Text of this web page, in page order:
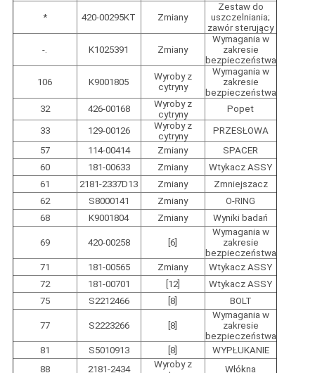
* 420-00295KT Zmiany
Zestaw do
uszczelniania;
zawór sterujący
-. K1025391 Zmiany
Wymagania w
zakresie
bezpieczeństwa
106 K9001805
Wyroby z
cytryny
Wymagania w
zakresie
bezpieczeństwa
32
426-00168
Wyroby z
cytryny
Popet
33 129-00126
Wyroby z
cytryny
PRZESŁOWA
57
114-00414 Zmiany
SPACER
60
181-00633 Zmiany
Wtykacz ASSY
61
2181-2337D13 Zmiany
Zmniejszacz
62
S8000141 Zmiany
O-RING
68
K9001804 Zmiany Wyniki badań
69 420-00258 [6]
Wymagania w
zakresie
bezpieczeństwa
71
181-00565 Zmiany
Wtykacz ASSY
72
181-00701 [12]
Wtykacz ASSY
75
S2212466 [8] BOLT
77 S2223266 [8]
Wymagania w
zakresie
bezpieczeństwa
81
S5010913 [8]
WYPŁUKANIE
88
2181-2434
Wyroby z
Włókna